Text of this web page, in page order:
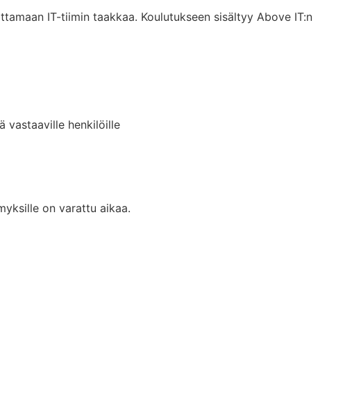
IT-tiimin taakkaa. Koulutukseen sisältyy Above IT:n
vastaaville henkilöille
on varattu aikaa.